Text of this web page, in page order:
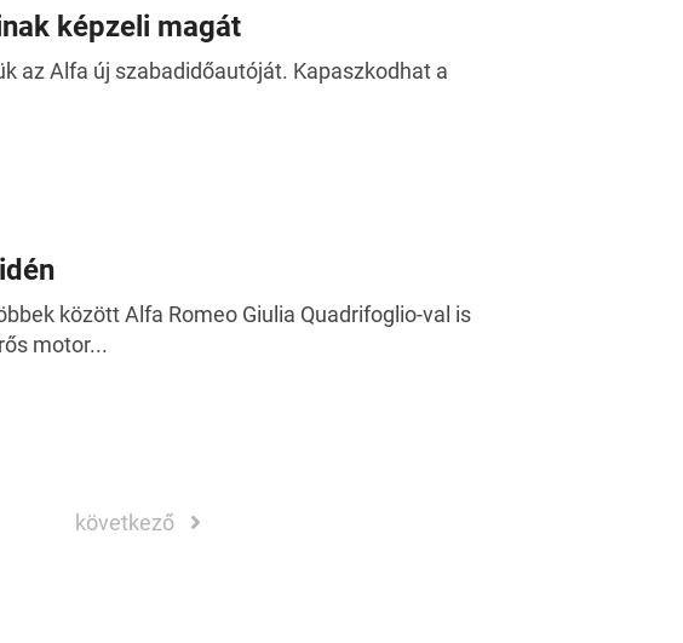
képzeli magát
az Alfa új szabadidőautóját. Kapaszkodhat a
között Alfa Romeo Giulia Quadrifoglio-val is
motor...
következő